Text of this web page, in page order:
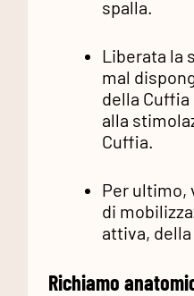
spalla.
Liberata la
mal
della
alla
Cuffia.
Per ultimo,
di
attiva,
Richiamo